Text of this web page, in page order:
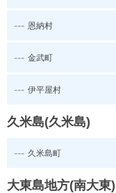
--- 恩納村
--- 金武町
--- 伊平屋村
久米島(久米島)
--- 久米島町
大東島地方(南大東)